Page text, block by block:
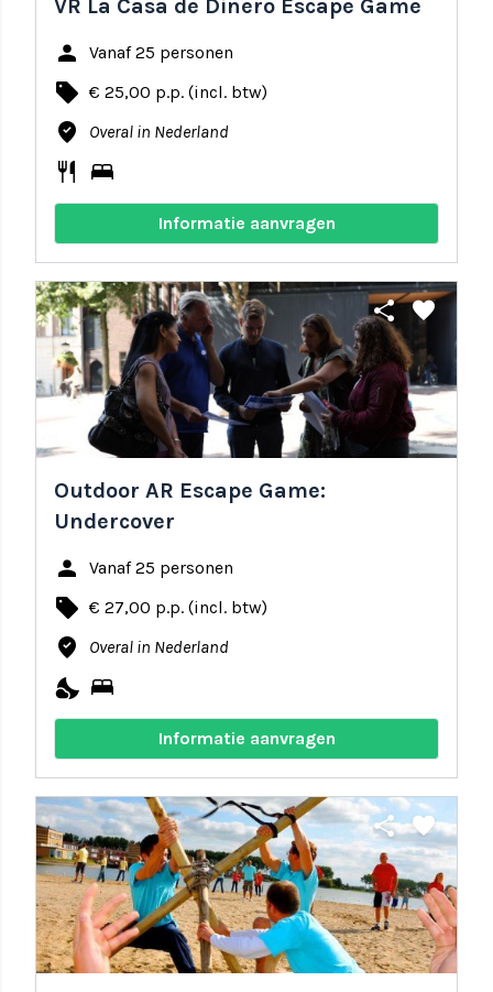
VR La Casa de Dinero Escape Game
person Vanaf 25 personen
local_offer € 25,00 p.p. (incl. btw)
where_to_vote Overal in Nederland
restaurant bed
Informatie aanvragen
share favorite
Outdoor AR Escape Game:
Undercover
person Vanaf 25 personen
local_offer € 27,00 p.p. (incl. btw)
where_to_vote Overal in Nederland
nights_stay bed
Informatie aanvragen
share favorite